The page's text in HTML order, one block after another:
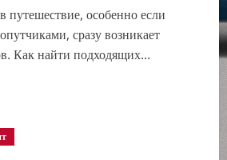
путешествие, особенно если
сразу возникает
Как найти подходящих...